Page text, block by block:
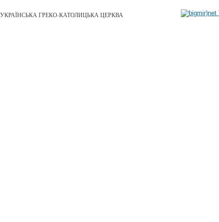
УКРАЇНСЬКА ГРЕКО-КАТОЛИЦЬКА ЦЕРКВА